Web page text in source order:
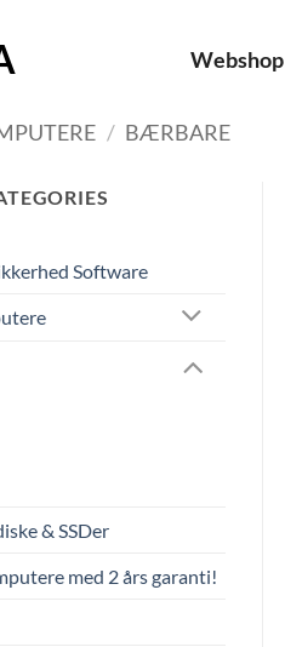
Webshop
/ BÆRBARE
Software
& SSDer
med 2 års garanti!